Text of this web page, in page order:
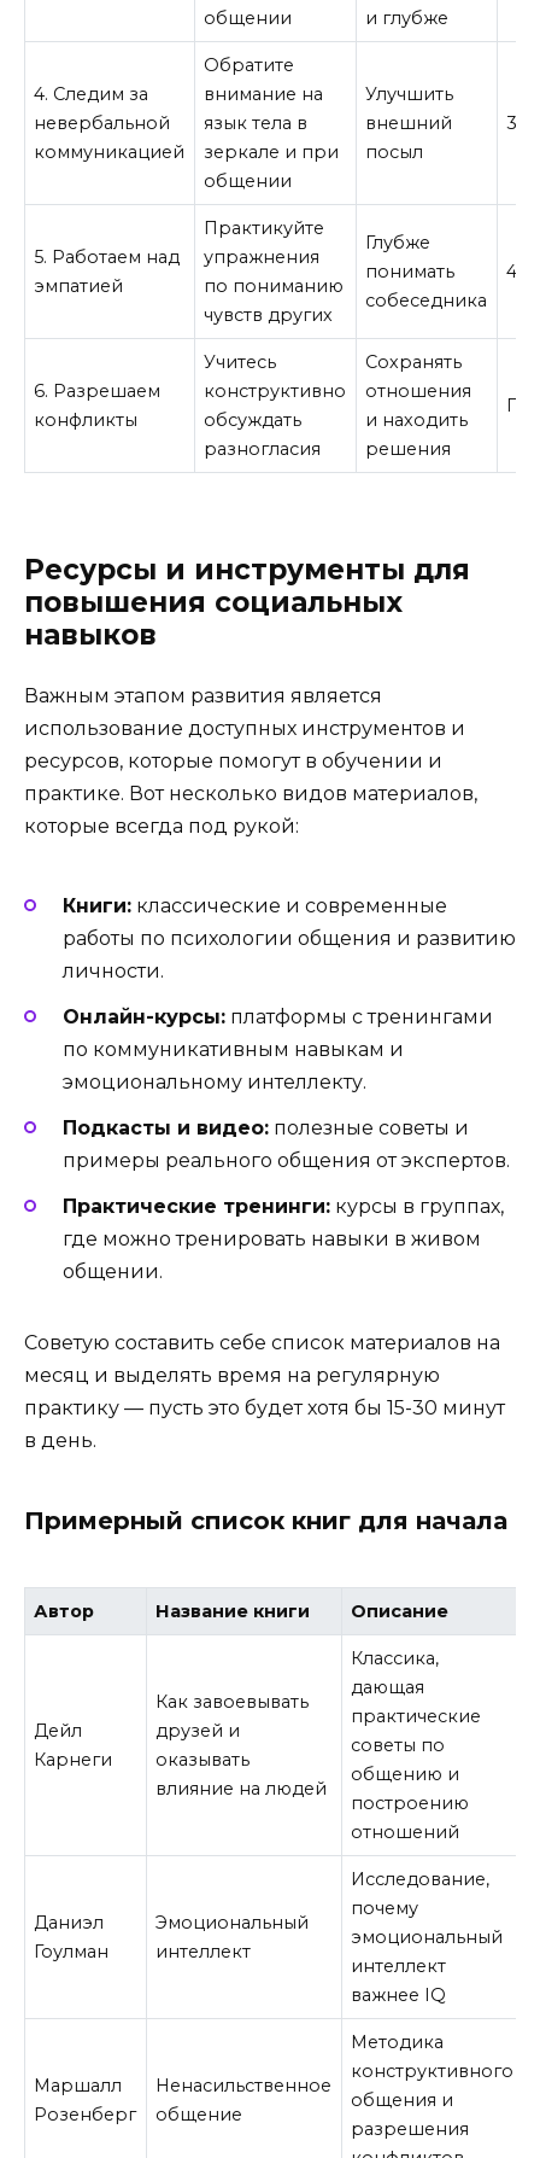
общении и глубже
4. Следим за
невербальной
коммуникацией
Обратите
внимание на
язык тела в
зеркале и при
общении
Улучшить
внешний
посыл
3
5. Работаем над
эмпатией
Практикуйте
упражнения
по пониманию
чувств других
Глубже
понимать
собеседника
4
6. Разрешаем
конфликты
Учитесь
конструктивно
обсуждать
разногласия
Сохранять
отношения
и находить
решения
Ресурсы и инструменты для
повышения социальных
навыков
Важным этапом развития является
использование доступных инструментов и
ресурсов, которые помогут в обучении и
практике. Вот несколько видов материалов,
которые всегда под рукой:
Книги: классические и современные
работы по психологии общения и развитию
личности.
Онлайн-курсы: платформы с тренингами
по коммуникативным навыкам и
эмоциональному интеллекту.
Подкасты и видео: полезные советы и
примеры реального общения от экспертов.
Практические тренинги: курсы в группах,
где можно тренировать навыки в живом
общении.
Советую составить себе список материалов на
месяц и выделять время на регулярную
практику — пусть это будет хотя бы 15-30 минут
в день.
Примерный список книг для начала
Автор Название книги Описание
Дейл
Карнеги
Как завоевывать
друзей и
оказывать
влияние на людей
Классика,
дающая
практические
советы по
общению и
построению
отношений
Даниэл
Гоулман
Эмоциональный
интеллект
Исследование,
почему
эмоциональный
интеллект
важнее IQ
Маршалл
Розенберг
Ненасильственное
общение
Методика
конструктивного
общения и
разрешения